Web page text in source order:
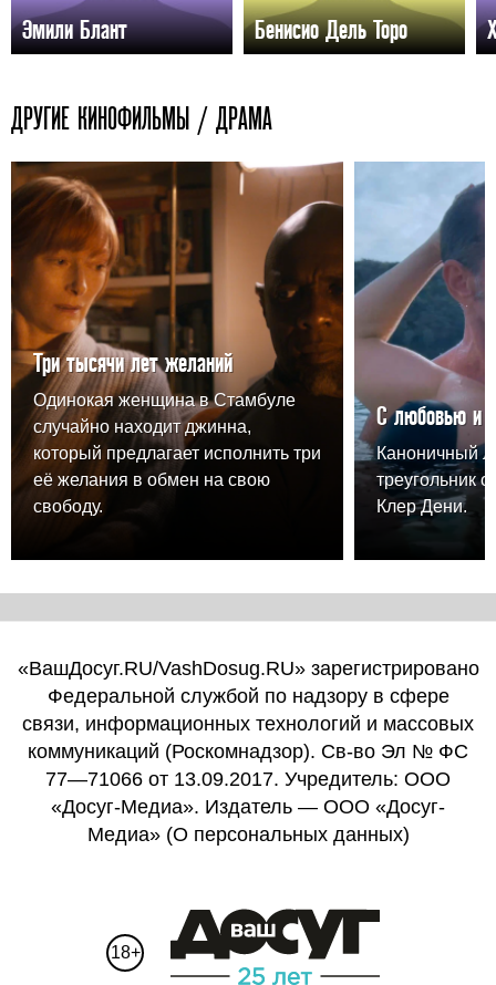
Эмили Блант Бенисио Дель Торо
ДРУГИЕ КИНОФИЛЬМЫ / ДРАМА
Три тысячи лет желаний
Одинокая женщина в Стамбуле
случайно находит джинна,
который предлагает исполнить три
её желания в обмен на свою
свободу.
С любовью и
Каноничный
треугольник
Клер Дени.
«ВашДосуг.RU/VashDosug.RU» зарегистрировано
Федеральной службой по надзору в сфере
связи, информационных технологий и массовых
коммуникаций (Роскомнадзор). Св-во Эл № ФС
77—71066 от 13.09.2017. Учредитель: ООО
«Досуг-Медиа». Издатель — ООО «Досуг-
Медиа» (О персональных данных)
18+